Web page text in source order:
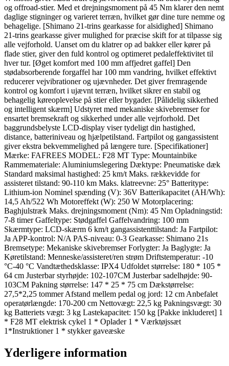
og offroad-stier. Med et drejningsmoment på 45 Nm klarer den nemt
daglige stigninger og varieret terræn, hvilket gør dine ture nemme og
behagelige. [Shimano 21-trins gearkasse for alsidighed] Shimano
21-trins gearkasse giver mulighed for præcise skift for at tilpasse sig
alle vejforhold. Uanset om du klatrer op ad bakker eller kører på
flade stier, giver den fuld kontrol og optimeret pedaleffektivitet til
hver tur. [Øget komfort med 100 mm affjedret gaffel] Den
stødabsorberende forgaffel har 100 mm vandring, hvilket effektivt
reducerer vejvibrationer og ujævnheder. Det giver fremragende
kontrol og komfort i ujævnt terræn, hvilket sikrer en stabil og
behagelig køreoplevelse på stier eller bygader. [Pålidelig sikkerhed
og intelligent skærm] Udstyret med mekaniske skivebremser for
ensartet bremsekraft og sikkerhed under alle vejrforhold. Det
baggrundsbelyste LCD-display viser tydeligt din hastighed,
distance, batteriniveau og hjælpetilstand. Fartpilot og gangassistent
giver ekstra bekvemmelighed på længere ture. [Specifikationer]
Mærke: FAFREES MODEL: F28 MT Type: Mountainbike
Rammemateriale: Aluminiumslegering Dæktype: Pneumatiske dæk
Standard maksimal hastighed: 25 km/t Maks. rækkevidde for
assisteret tilstand: 90-110 km Maks. klatreevne: 25° Batteritype:
Lithium-ion Nominel spænding (V): 36V Batterikapacitet (AH/Wh):
14,5 Ah/522 Wh Motoreffekt (W): 250 W Motorplacering:
Baghjulstræk Maks. drejningsmoment (Nm): 45 Nm Opladningstid:
7-8 timer Gaffeltype: Stødgaffel Gaffelvandring: 100 mm
Skærmtype: LCD-skærm 6 km/t gangassistenttilstand: Ja Fartpilot:
Ja APP-kontrol: N/A PAS-niveau: 0-3 Gearkasse: Shimano 21s
Bremsetype: Mekaniske skivebremser Forlygter: Ja Baglygte: Ja
Køretilstand: Menneske/assisteret/ren strøm Driftstemperatur: -10
°C-40 °C Vandtæthedsklasse: IPX4 Udfoldet størrelse: 180 * 105 *
64 cm Justerbar styrhøjde: 102-107CM Justerbar sadelhøjde: 90-
103CM Pakning størrelse: 147 * 25 * 75 cm Dækstørrelse:
27,5*2,25 tommer Afstand mellem pedal og jord: 12 cm Anbefalet
operatørlængde: 170-200 cm Nettovægt: 22,5 kg Pakningsvægt: 30
kg Batteriets vægt: 3 kg Lastekapacitet: 150 kg [Pakke inkluderet] 1
* F28 MT elektrisk cykel 1 * Oplader 1 * Værktøjssæt
1*Instruktioner 1 * stykker gaveæske
Yderligere information